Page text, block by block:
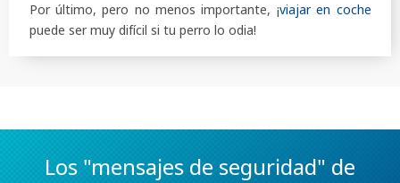
Por último, pero no menos importante, ¡viajar en coche
puede ser muy difícil si tu perro lo odia!
Los "mensajes de seguridad" de